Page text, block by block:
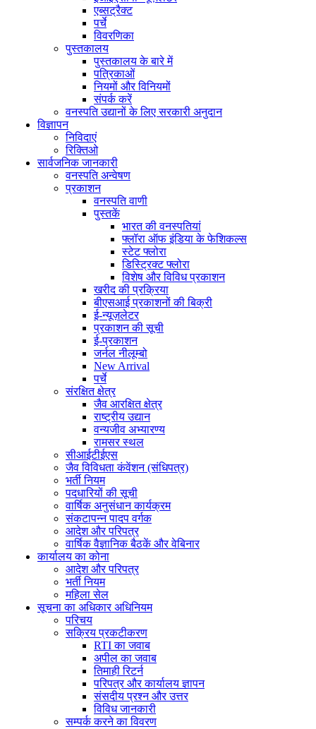
एब्सट्रैक्ट
पर्चे
विवरणिका
पुस्तकालय
पुस्तकालय के बारे में
पत्रिकाओं
नियमों और विनियमों
संपर्क करें
वनस्पति उद्यानों के लिए सरकारी अनुदान
विज्ञापन
निविदाएं
रिक्तिओ
सार्वजनिक जानकारी
वनस्पति अन्वेषण
प्रकाशन
वनस्पति वाणी
पुस्तकें
भारत की वनस्पतियां
फ्लॉरा ऑफ इंडिया के फेशिकल्स
स्टेट फ्लोरा
डिस्ट्रिक्ट फ्लोरा
विशेष और विविध प्रकाशन
खरीद की प्रक्रिया
बीएसआई प्रकाशनों की बिक्री
ई-न्यूज़लेटर
प्रकाशन की सूची
ई-प्रकाशन
जर्नल नीलूम्बो
New Arrival
पर्चे
संरक्षित क्षेत्र
जैव आरक्षित क्षेत्र
राष्ट्रीय उद्यान
वन्यजीव अभ्यारण्य
रामसर स्थल
सीआईटीईएस
जैव विविधता कंवेंशन (संधिपत्र)
भर्ती नियम
पदधारियों की सूची
वार्षिक अनुसंधान कार्यक्रम
संकटापन्न पादप वर्गक
आदेश और परिपत्र
वार्षिक वैज्ञानिक बैठकें और वेबिनार
कार्यालय का कोना
आदेश और परिपत्र
भर्ती नियम
महिला सेल
सूचना का अधिकार अधिनियम
परिचय
सक्रिय प्रकटीकरण
RTI का जवाब
अपील का जवाब
तिमाही रिटर्न
परिपत्र और कार्यालय ज्ञापन
संसदीय प्रश्न और उत्तर
विविध जानकारी
सम्पर्क करने का विवरण